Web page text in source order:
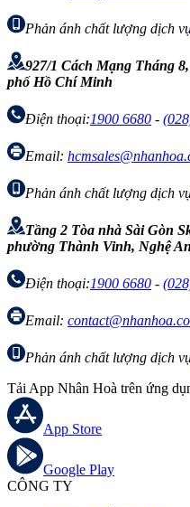
Phản ánh chất lượng dịch
927/1 Cách Mạng Tháng
phố Hồ Chí Minh
Điện thoại:1900 6680 -
Email:
Phản ánh chất lượng dịch
Tầng 2 Tòa nhà Sài Gòn
phường Thành Vinh, Nghệ An
Điện thoại:1900 6680 -
Email:
Phản ánh chất lượng dịch
Tải App Nhân Hoà trên ứng
App Store
Google Play
CÔNG TY